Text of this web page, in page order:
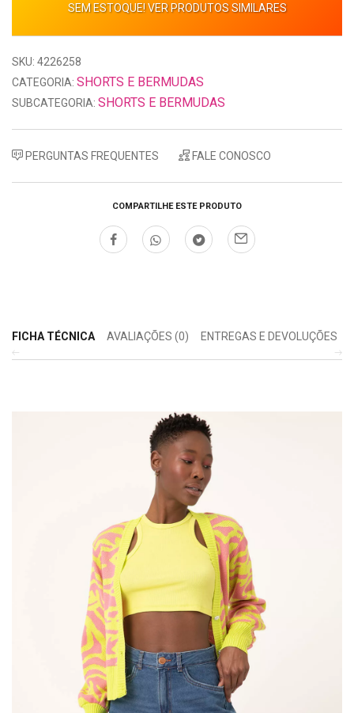
SEM ESTOQUE! VER PRODUTOS SIMILARES
SKU: 4226258
CATEGORIA: SHORTS E BERMUDAS
SUBCATEGORIA: SHORTS E BERMUDAS
PERGUNTAS FREQUENTES FALE CONOSCO
COMPARTILHE ESTE PRODUTO
FICHA TÉCNICA AVALIAÇÕES (0) ENTREGAS E DEVOLUÇÕES